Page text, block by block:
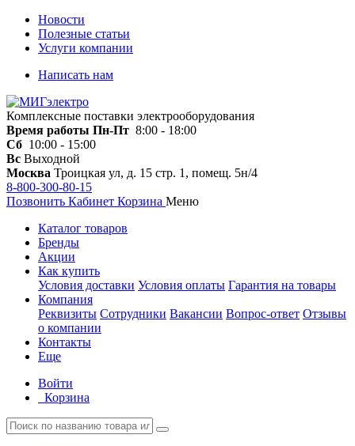
Новости
Полезные статьи
Услуги компании
Написать нам
Комплексные поставки электрооборудования
Время работы Пн-Пт 8:00 - 18:00
Сб 10:00 - 15:00
Вс Выходной
Москва Троицкая ул, д. 15 стр. 1, помещ. 5н/4
8-800-300-80-15
Позвонить Кабинет Корзина Меню
Каталог товаров
Бренды
Акции
Как купить
Условия доставки Условия оплаты Гарантия на товары
Компания
Реквизиты Сотрудники Вакансии Вопрос-ответ Отзывы
о компании
Контакты
Еще
Войти
Корзина